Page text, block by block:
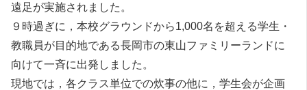
遠足が実施されました。
９時過ぎに，本校グラウンドから1,000名を超える学生・
教職員が目的地である長岡市の東山ファミリーランドに
向けて一斉に出発しました。
現地では，各クラス単位での炊事の他に，学生会が企画